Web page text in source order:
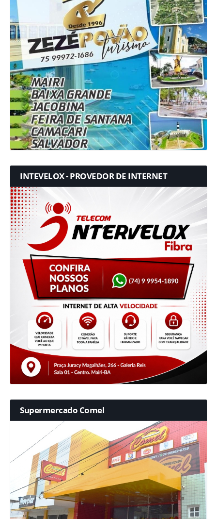
INTEVELOX - PROVEDOR DE INTERNET
Supermercado Comel